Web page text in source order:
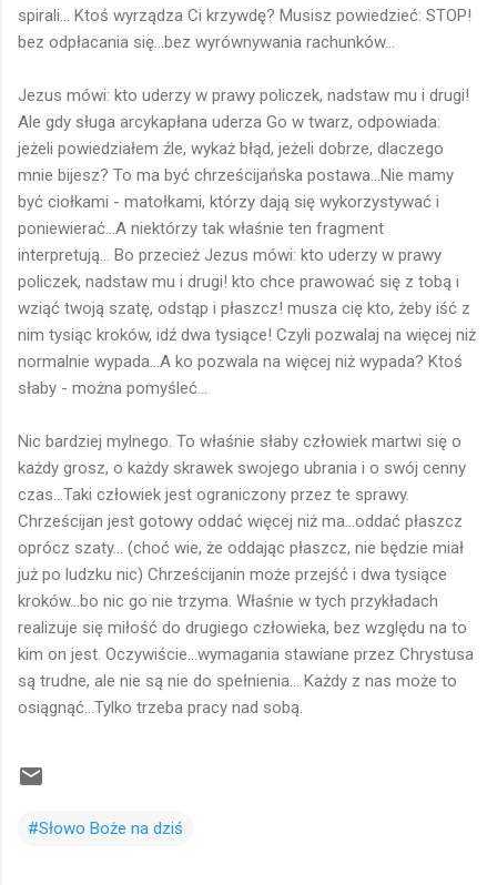
spirali... Ktoś wyrządza Ci krzywdę? Musisz powiedzieć: STOP!
bez odpłacania się...bez wyrównywania rachunków...
Jezus mówi: kto uderzy w prawy policzek, nadstaw mu i drugi!
Ale gdy sługa arcykapłana uderza Go w twarz, odpowiada:
jeżeli powiedziałem źle, wykaż błąd, jeżeli dobrze, dlaczego
mnie bijesz? To ma być chrześcijańska postawa...Nie mamy
być ciołkami - matołkami, którzy dają się wykorzystywać i
poniewierać...A niektórzy tak właśnie ten fragment
interpretują... Bo przecież Jezus mówi: kto uderzy w prawy
policzek, nadstaw mu i drugi! kto chce prawować się z tobą i
wziąć twoją szatę, odstąp i płaszcz! musza cię kto, żeby iść z
nim tysiąc kroków, idź dwa tysiące! Czyli pozwalaj na więcej niż
normalnie wypada...A ko pozwala na więcej niż wypada? Ktoś
słaby - można pomyśleć...
Nic bardziej mylnego. To właśnie słaby człowiek martwi się o
każdy grosz, o każdy skrawek swojego ubrania i o swój cenny
czas...Taki człowiek jest ograniczony przez te sprawy.
Chrześcijan jest gotowy oddać więcej niż ma...oddać płaszcz
oprócz szaty... (choć wie, że oddając płaszcz, nie będzie miał
już po ludzku nic) Chrześcijanin może przejść i dwa tysiące
kroków...bo nic go nie trzyma. Właśnie w tych przykładach
realizuje się miłość do drugiego człowieka, bez względu na to
kim on jest. Oczywiście...wymagania stawiane przez Chrystusa
są trudne, ale nie są nie do spełnienia... Każdy z nas może to
osiągnąć...Tylko trzeba pracy nad sobą.
#Słowo Boże na dziś